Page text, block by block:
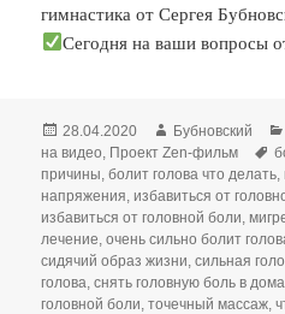
гимнастика от Сергея
Сегодня на ваши вопросы
Опубликовано
28.04.2020 Автор
Бубновский
на видео Проект Zen-фильм
причины ,болит голова что делать ,
напряжения ,избавиться от
избавиться от головной боли ,
лечение ,очень сильно болит
сидячий образ жизни ,сильная
голова ,снять головную боль в
головной боли ,точечный массаж ,